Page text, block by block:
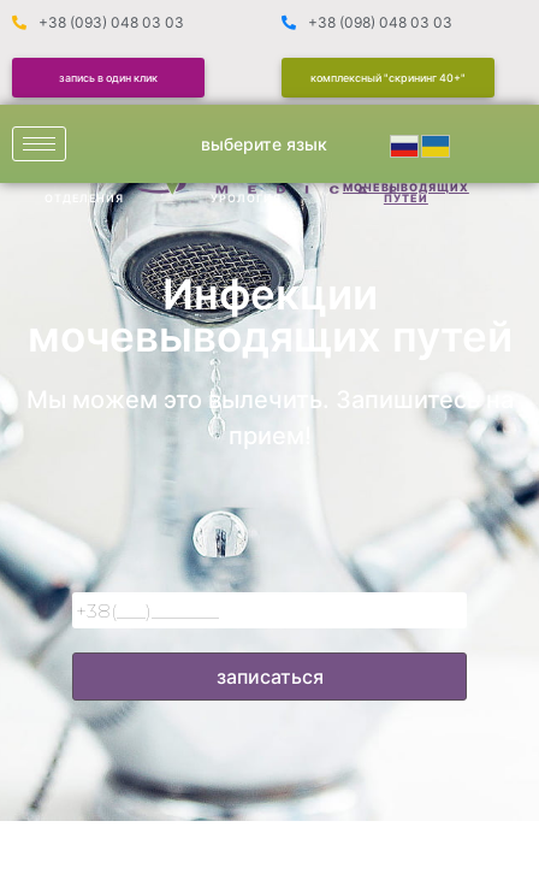
+38 (093) 048 03 03 +38 (098) 048 03 03
запись в один клик комплексный "скрининг 40+"
выберите язык
ОТДЕЛЕНИЯ УРОЛОГИЯ
МОЧЕВЫВОДЯЩИХ
ПУТЕЙ
Инфекции
мочевыводящих путей
Мы можем это вылечить. Запишитесь на
прием!